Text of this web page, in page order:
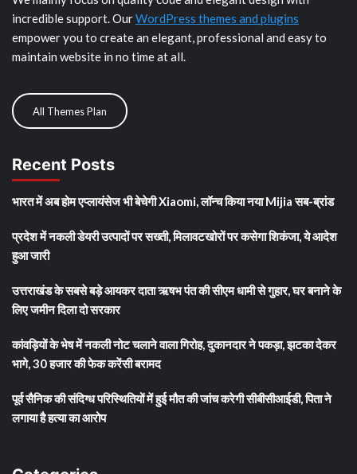
incredible support. OurWordPress themes and plugins
empower you to create an elegant, professional and easy to
maintain website in no time at all.
All Themes Plan
Recent Posts
भारत में अब होम एप्लायंसेज भी बेचेगी Xiaomi, लॉन्च किया नया Mijia सब-ब्रांड
प्रदेश में नकली डेयरी उत्पादों पर सख्ती, मिलावटखोरों पर कसेगा शिकंजा, ये आदेश
हुआ जारी
उत्तराखंड के सबसे बड़े आयकर दाता ऋषभ पंत की सीएम धामी से गुहार, घर बनाने के
लिए जमीन दिला दो सरकार
कांवड़ियों के भेष में नकली नोट चलाने वाला गिरोह, दुकानदार ने पकड़ा, झटका देकर
भागे, 30 हजार की फेक करेंसी बरामद
पूर्व सैनिक की संदिग्ध परिस्थितियों में हुई मौत की जांच करेगी सीबीसीआईडी, पिता ने
लगाया है हत्या का आरोप